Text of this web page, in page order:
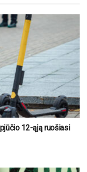
12-ąją ruošiasi